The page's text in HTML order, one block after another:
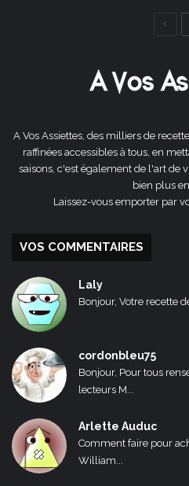
A Vos Assiettes, des milliers de
raffinées accessibles à tous, en
saisons, c'est également de l'art de
bien plus
Laissez-vous emporter par
VOS COMMENTAIRES
Laly
Bonjour, Votre recette
cordonbleu75
Bonjour, Pour tous
lecteurs M...
Arlette Auduc
Comment faire pour
William...